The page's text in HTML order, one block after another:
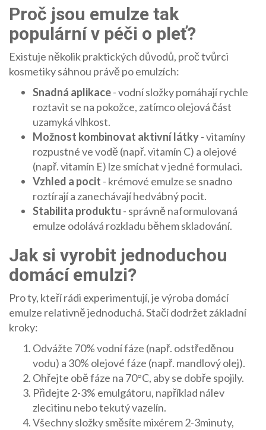
Proč jsou emulze tak
populární v péči o pleť?
Existuje několik praktických důvodů, proč tvůrci
kosmetiky sáhnou právě po emulzích:
Snadná aplikace- vodní složky pomáhají rychle
roztavit se na pokožce, zatímco olejová část
uzamyká vlhkost.
Možnost kombinovat aktivní látky- vitamíny
rozpustné ve vodě (např. vitamín C) a olejové
(např. vitamín E) lze smíchat v jedné formulaci.
Vzhled a pocit - krémové emulze se snadno
roztírají a zanechávají hedvábný pocit.
Stabilita produktu - správně naformulovaná
emulze odolává rozkladu během skladování.
Jak si vyrobit jednoduchou
domácí emulzi?
Pro ty, kteří rádi experimentují, je výroba domácí
emulze relativně jednoduchá. Stačí dodržet základní
kroky:
Odvážte 70% vodní fáze (např. odstředěnou
vodu) a 30% olejové fáze (např. mandlový olej).
Ohřejte obě fáze na 70°C, aby se dobře spojily.
Přidejte 2-3% emulgátoru, například nálev
zlecitinu nebo tekutý vazelín.
Všechny složky směsíte mixérem 2-3minuty,